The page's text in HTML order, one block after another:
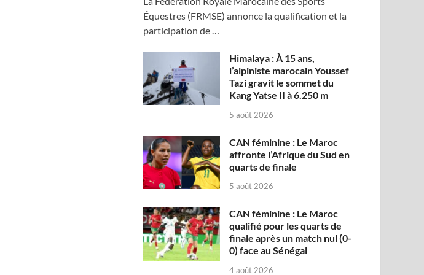
Équestres (FRMSE) annonce la qualification et la
participation de …
Himalaya : À 15 ans,
l’alpiniste marocain Youssef
Tazi gravit le sommet du
Kang Yatse II à 6.250 m
5 août 2026
CAN féminine : Le Maroc
affronte l’Afrique du Sud en
quarts de finale
5 août 2026
CAN féminine : Le Maroc
qualifié pour les quarts de
finale après un match nul (0-
0) face au Sénégal
4 août 2026